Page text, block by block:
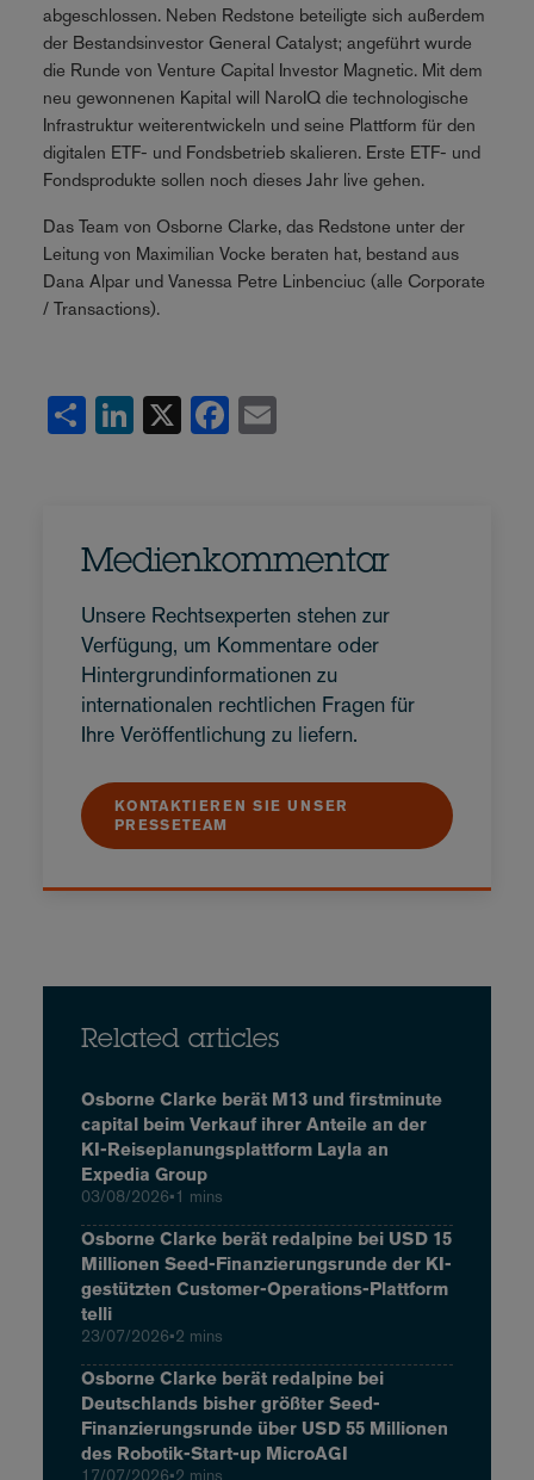
abgeschlossen. Neben Redstone beteiligte sich außerdem
der Bestandsinvestor General Catalyst; angeführt wurde
die Runde von Venture Capital Investor Magnetic. Mit dem
neu gewonnenen Kapital will NaroIQ die technologische
Infrastruktur weiterentwickeln und seine Plattform für den
digitalen ETF- und Fondsbetrieb skalieren. Erste ETF- und
Fondsprodukte sollen noch dieses Jahr live gehen.
Das Team von Osborne Clarke, das Redstone unter der
Leitung von Maximilian Vocke beraten hat, bestand aus
Dana Alpar und Vanessa Petre Linbenciuc (alle Corporate
/ Transactions).
Share
LinkedIn
X Facebook
Medienkommentar
Unsere Rechtsexperten stehen zur
Verfügung, um Kommentare oder
Hintergrundinformationen zu
internationalen rechtlichen Fragen für
Ihre Veröffentlichung zu liefern.
KONTAKTIEREN SIE UNSER
PRESSETEAM
Related articles
Osborne Clarke berät M13 und firstminute
capital beim Verkauf ihrer Anteile an der
KI-Reiseplanungsplattform Layla an
Expedia Group
03/08/2026•1 mins
Osborne Clarke berät redalpine bei USD 15
Millionen Seed-Finanzierungsrunde der KI-
gestützten Customer-Operations-Plattform
telli
23/07/2026•2 mins
Osborne Clarke berät redalpine bei
Deutschlands bisher größter Seed-
Finanzierungsrunde über USD 55 Millionen
des Robotik-Start-up MicroAGI
17/07/2026•2 mins